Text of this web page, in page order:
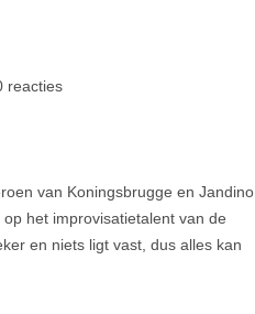
reacties
van Koningsbrugge en Jandino
het improvisatietalent van de
en niets ligt vast, dus alles kan